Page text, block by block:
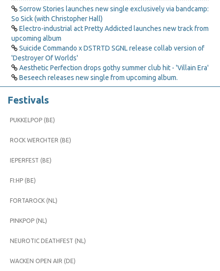
Sorrow Stories launches new single exclusively via bandcamp:
So Sick (with Christopher Hall)
Electro-industrial act Pretty Addicted launches new track from
upcoming album
Suicide Commando x DSTRTD SGNL release collab version of
'Destroyer Of Worlds'
Aesthetic Perfection drops gothy summer club hit - 'Villain Era'
Beseech releases new single from upcoming album.
Festivals
PUKKELPOP (BE)
ROCK WERCHTER (BE)
IEPERFEST (BE)
FI:HP (BE)
FORTAROCK (NL)
PINKPOP (NL)
NEUROTIC DEATHFEST (NL)
WACKEN OPEN AIR (DE)